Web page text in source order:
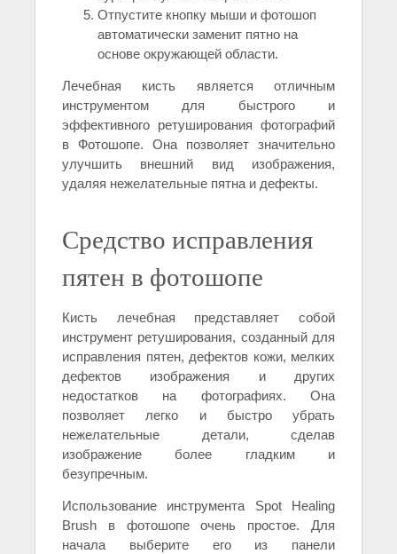
Отпустите кнопку мыши и фотошоп
автоматически заменит пятно на
основе окружающей области.
Лечебная кисть является отличным
инструментом для быстрого и
эффективного ретуширования фотографий
в Фотошопе. Она позволяет значительно
улучшить внешний вид изображения,
удаляя нежелательные пятна и дефекты.
Средство исправления
пятен в фотошопе
Кисть лечебная представляет собой
инструмент ретуширования, созданный для
исправления пятен, дефектов кожи, мелких
дефектов изображения и других
недостатков на фотографиях. Она
позволяет легко и быстро убрать
нежелательные детали, сделав
изображение более гладким и
безупречным.
Использование инструмента Spot Healing
Brush в фотошопе очень простое. Для
начала выберите его из панели